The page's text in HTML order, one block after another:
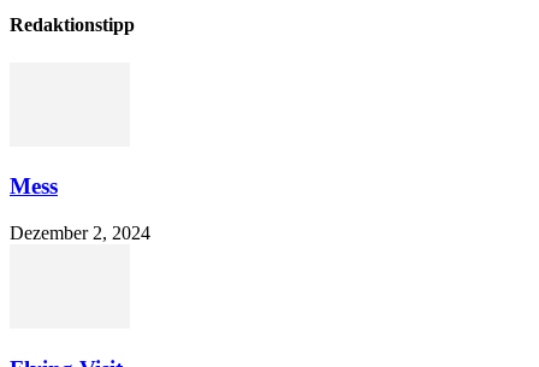
Redaktionstipp
Mess
Dezember 2, 2024